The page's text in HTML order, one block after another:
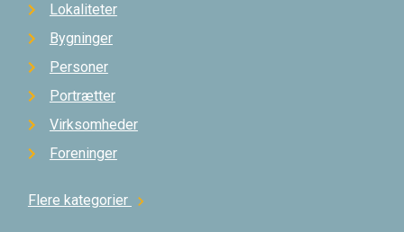
Lokaliteter
Bygninger
Personer
Portrætter
Virksomheder
Foreninger
Flere kategorier chevron_right